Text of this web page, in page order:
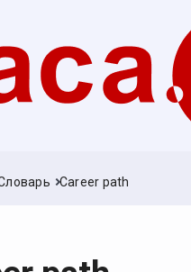
Career path